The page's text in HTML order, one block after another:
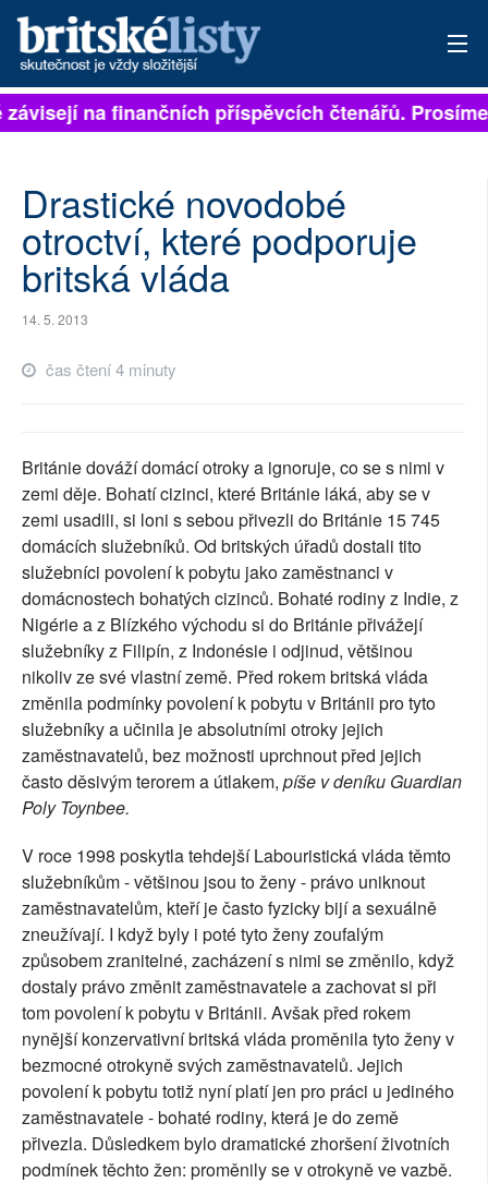
PŘIHLÁSIT
ARCHIV
ROZHOVORY
TÉMATA
NEJČTENĚJŠÍ ZA 7 DNÍ
PŘÍSPĚVKY NA PROVOZ
SOCIÁLNÍ SÍTĚ
RUBRIKY
PLNÁ VERZE STRÁNEK
na finančních příspěvcích čtenářů.
Drastické novodobé
otroctví, které podporuje
britská vláda
14. 5. 2013
čas čtení 4 minuty
Británie dováží domácí otroky a ignoruje, co se s nimi v
zemi děje. Bohatí cizinci, které Británie láká, aby se v
zemi usadili, si loni s sebou přivezli do Británie 15 745
domácích služebníků. Od britských úřadů dostali tito
služebníci povolení k pobytu jako zaměstnanci v
domácnostech bohatých cizinců. Bohaté rodiny z Indie, z
Nigérie a z Blízkého východu si do Británie přivážejí
služebníky z Filipín, z Indonésie i odjinud, většinou
nikoliv ze své vlastní země. Před rokem britská vláda
změnila podmínky povolení k pobytu v Británii pro tyto
služebníky a učinila je absolutními otroky jejich
zaměstnavatelů, bez možnosti uprchnout před jejich
často děsivým terorem a útlakem, píše v deníku Guardian
Poly Toynbee.
V roce 1998 poskytla tehdejší Labouristická vláda těmto
služebníkům - většinou jsou to ženy - právo uniknout
zaměstnavatelům, kteří je často fyzicky bijí a sexuálně
zneužívají. I když byly i poté tyto ženy zoufalým
způsobem zranitelné, zacházení s nimi se změnilo, když
dostaly právo změnit zaměstnavatele a zachovat si při
tom povolení k pobytu v Británii. Avšak před rokem
nynější konzervativní britská vláda proměnila tyto ženy v
bezmocné otrokyně svých zaměstnavatelů. Jejich
povolení k pobytu totiž nyní platí jen pro práci u jediného
zaměstnavatele - bohaté rodiny, která je do země
přivezla. Důsledkem bylo dramatické zhoršení životních
podmínek těchto žen: proměnily se v otrokyně ve vazbě.